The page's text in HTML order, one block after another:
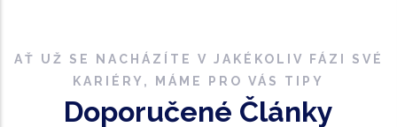
AŤ UŽ SE NACHÁZÍTE V JAKÉKOLIV FÁZI SVÉ
KARIÉRY, MÁME PRO VÁS TIPY
Doporučené Články